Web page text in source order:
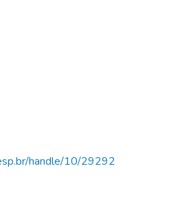
handle/10/29292